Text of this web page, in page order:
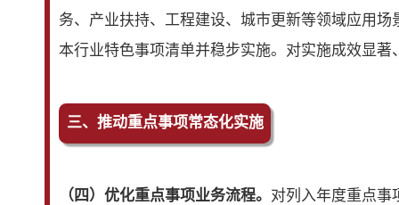
务、产业扶持、工程建设、城市更新等领域应用
本行业特色事项清单并稳步实施。对实施成效显
三、推动重点事项常态化实施
（四）优化重点事项业务流程。 对列入年度重点事